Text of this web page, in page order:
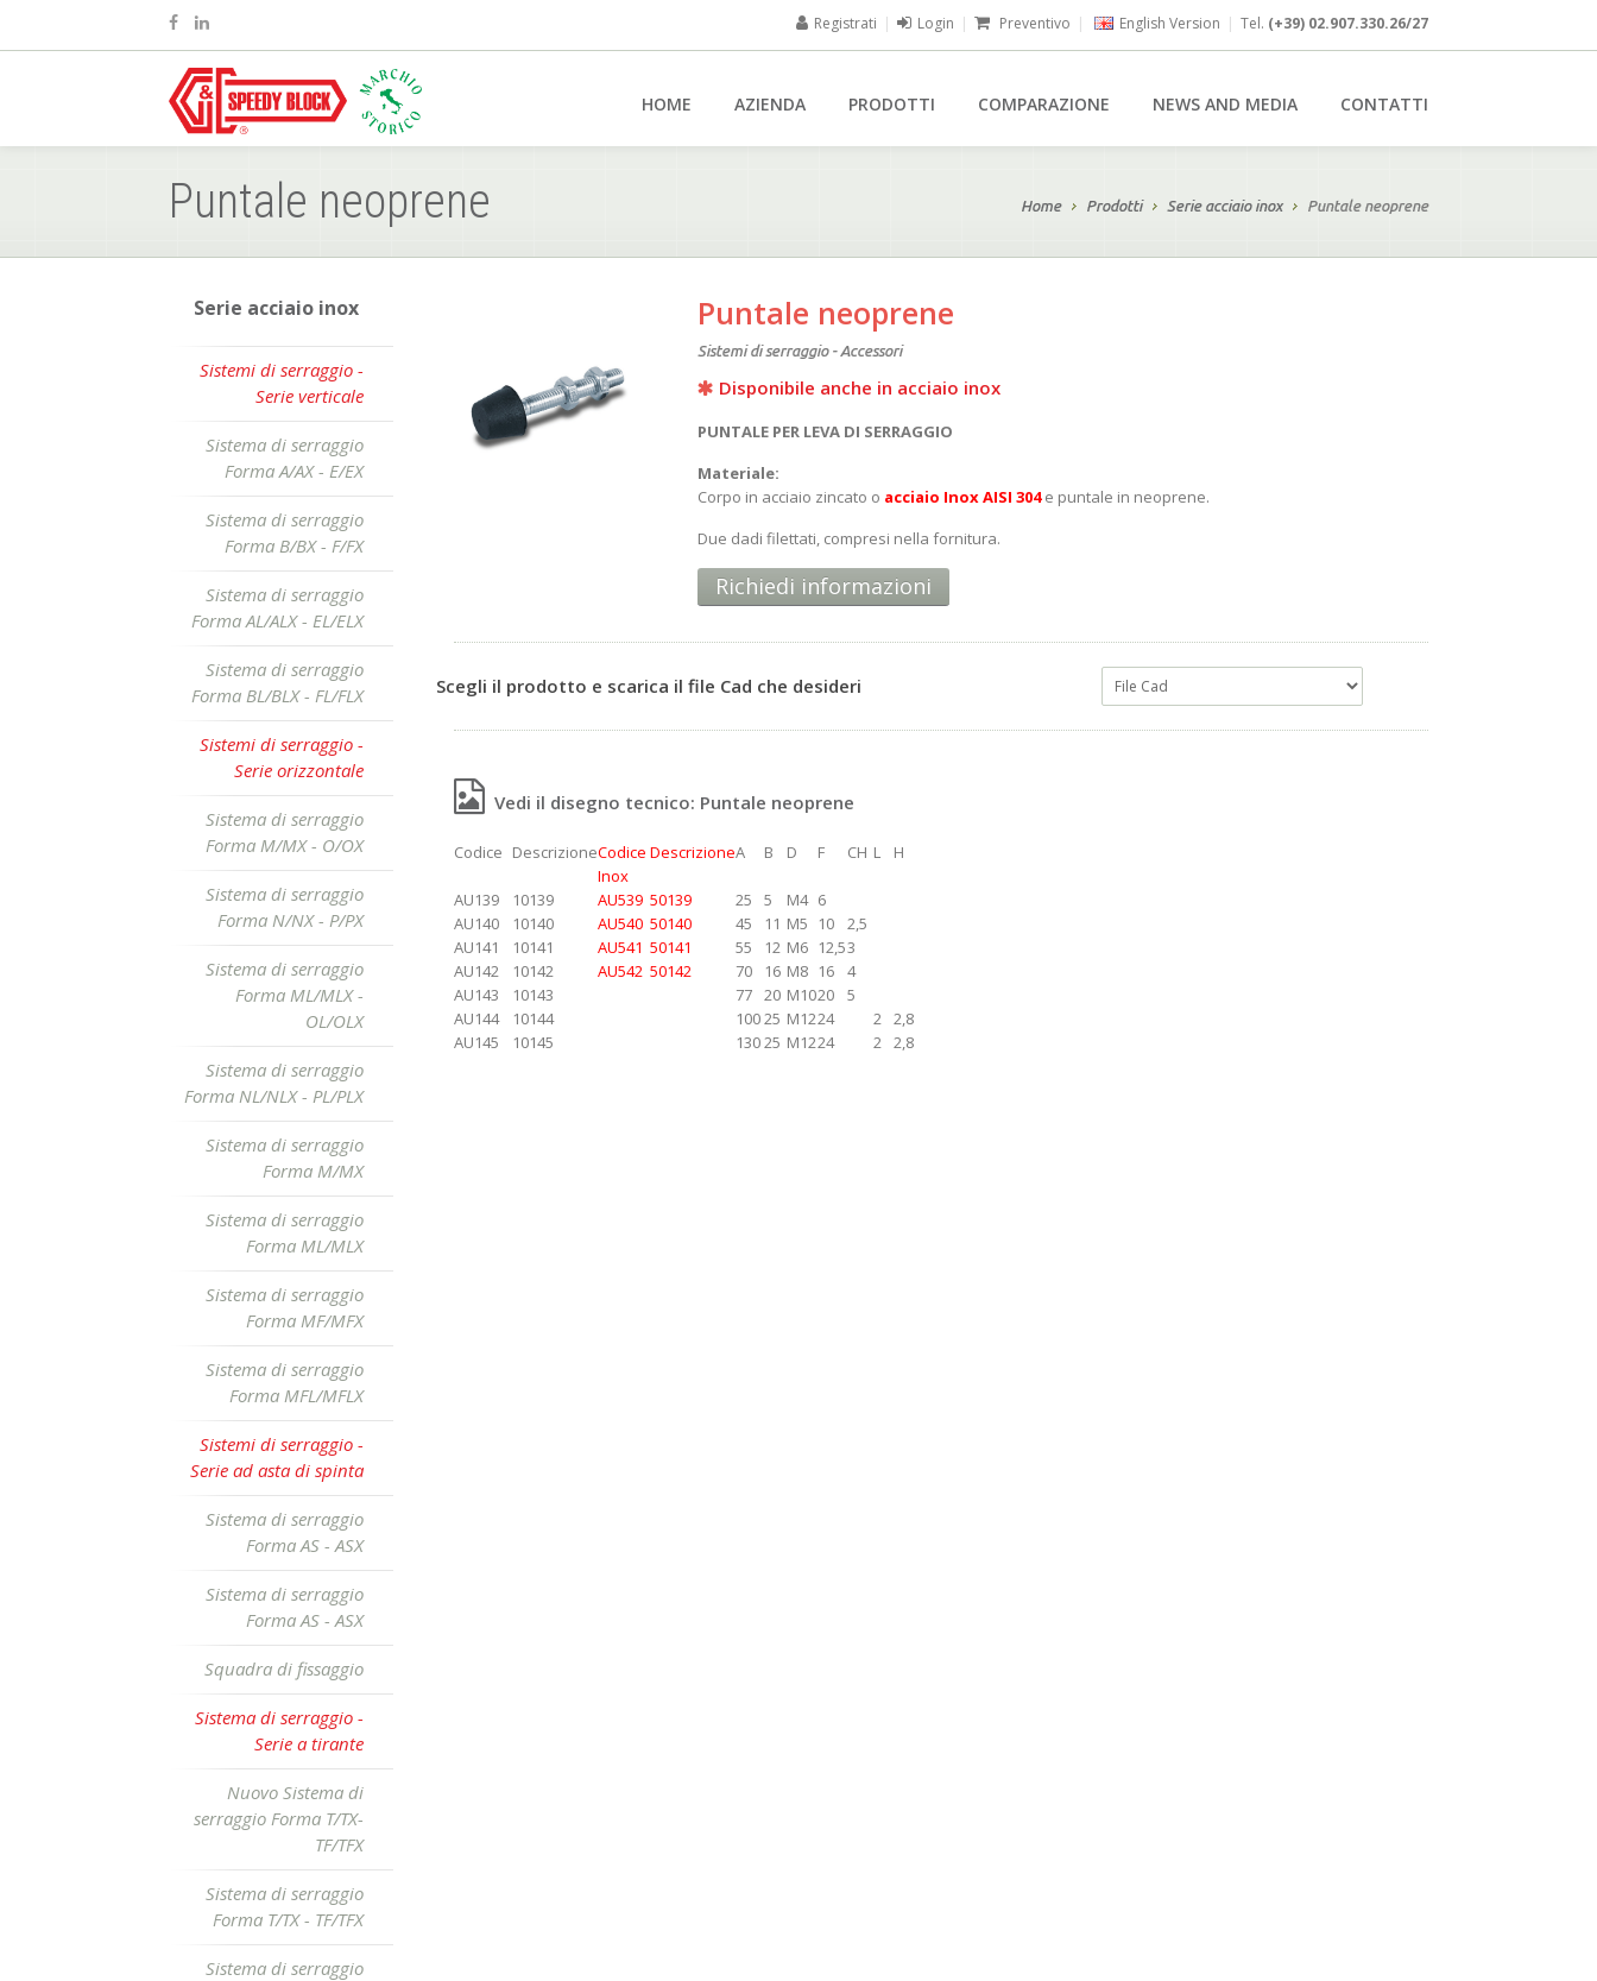
Registrati | Login | Preventivo | English Version | Tel. (+39) 02.907.330.26/27
HOME AZIENDA PRODOTTI COMPARAZIONE NEWS AND MEDIA CONTATTI
Home Prodotti Serie acciaio inox Puntale neoprene
Puntale neoprene
Serie acciaio inox
Sistemi di serraggio -
Serie verticale
Sistema di serraggio
Forma A/AX - E/EX
Sistema di serraggio
Forma B/BX - F/FX
Sistema di serraggio
Forma AL/ALX - EL/ELX
Sistema di serraggio
Forma BL/BLX - FL/FLX
Sistemi di serraggio -
Serie orizzontale
Sistema di serraggio
Forma M/MX - O/OX
Sistema di serraggio
Forma N/NX - P/PX
Sistema di serraggio
Forma ML/MLX -
OL/OLX
Sistema di serraggio
Forma NL/NLX - PL/PLX
Sistema di serraggio
Forma M/MX
Sistema di serraggio
Forma ML/MLX
Sistema di serraggio
Forma MF/MFX
Sistema di serraggio
Forma MFL/MFLX
Sistemi di serraggio -
Serie ad asta di spinta
Sistema di serraggio
Forma AS - ASX
Sistema di serraggio
Forma AS - ASX
Squadra di fissaggio
Sistema di serraggio -
Serie a tirante
Nuovo Sistema di
serraggio Forma T/TX-
TF/TFX
Sistema di serraggio
Forma T/TX - TF/TFX
Sistema di serraggio
Puntale neoprene
Sistemi di serraggio - Accessori
Disponibile anche in acciaio inox
PUNTALE PER LEVA DI SERRAGGIO
Materiale:
Corpo in acciaio zincato o acciaio Inox AISI 304e puntale in neoprene.
Due dadi filettati, compresi nella fornitura.
Richiedi informazioni
Scegli il prodotto e scarica il file Cad che desideri
Vedi il disegno tecnico: Puntale neoprene
Codice DescrizioneCodice
Inox
DescrizioneA B D F CH L H
AU139 10139 AU539 50139 25 5 M4 6
AU140
10140 AU540 50140 45 11 M5 10
2,5
AU141
10141 AU541 50141 55 12 M6 12,53
AU142
10142 AU542 50142 70 16 M8 16
4
AU143
10143 77 20 M1020
5
AU144
10144 10025 M1224 2 2,8
AU145
10145 13025 M1224 2 2,8